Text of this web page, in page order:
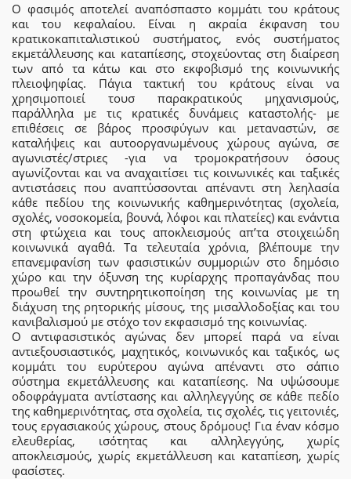
Ο φασιμός αποτελεί αναπόσπαστο κομμάτι του κράτους
και του κεφαλαίου. Είναι η ακραία έκφανση του
κρατικοκαπιταλιστικού συστήματος, ενός συστήματος
εκμετάλλευσης και καταπίεσης, στοχεύοντας στη διαίρεση
των από τα κάτω και στο εκφοβισμό της κοινωνικής
πλειοψηφίας. Πάγια τακτική του κράτους είναι να
χρησιμοποιεί τουσ παρακρατικούς μηχανισμούς,
παράλληλα με τις κρατικές δυνάμεις καταστολής- με
επιθέσεις σε βάρος προσφύγων και μεταναστών, σε
καταλήψεις και αυτοοργανωμένους χώρους αγώνα, σε
αγωνιστές/στριες -για να τρομοκρατήσουν όσους
αγωνίζονται και να αναχαιτίσει τις κοινωνικές και ταξικές
αντιστάσεις που αναπτύσσονται απέναντι στη λεηλασία
κάθε πεδίου της κοινωνικής καθημερινότητας (σχολεία,
σχολές, νοσοκομεία, βουνά, λόφοι και πλατείες) και ενάντια
στη φτώχεια και τους αποκλεισμούς απ’τα στοιχειώδη
κοινωνικά αγαθά. Τα τελευταία χρόνια, βλέπουμε την
επανεμφανίση των φασιστικών συμμοριών στο δημόσιο
χώρο και την όξυνση της κυρίαρχης προπαγάνδας που
προωθεί την συντηρητικοποίηση της κοινωνίας με τη
διάχυση της ρητορικής μίσους, της μισαλλοδοξίας και του
κανιβαλισμού με στόχο τον εκφασισμό της κοινωνίας.
Ο αντιφασιστικός αγώνας δεν μπορεί παρά να είναι
αντιεξουσιαστικός, μαχητικός, κοινωνικός και ταξικός, ως
κομμάτι του ευρύτερου αγώνα απέναντι στο σάπιο
σύστημα εκμετάλλευσης και καταπίεσης. Να υψώσουμε
οδοφράγματα αντίστασης και αλληλεγγύης σε κάθε πεδίο
της καθημερινότητας, στα σχολεία, τις σχολές, τις γειτονιές,
τους εργασιακούς χώρους, στους δρόμους! Για έναν κόσμο
ελευθερίας, ισότητας και αλληλεγγύης, χωρίς
αποκλεισμούς, χωρίς εκμετάλλευση και καταπίεση, χωρίς
φασίστες.